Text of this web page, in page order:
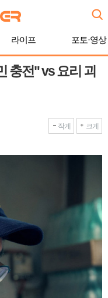
라이프 포토·영상
충전" vs 요리 괴
작게 크게